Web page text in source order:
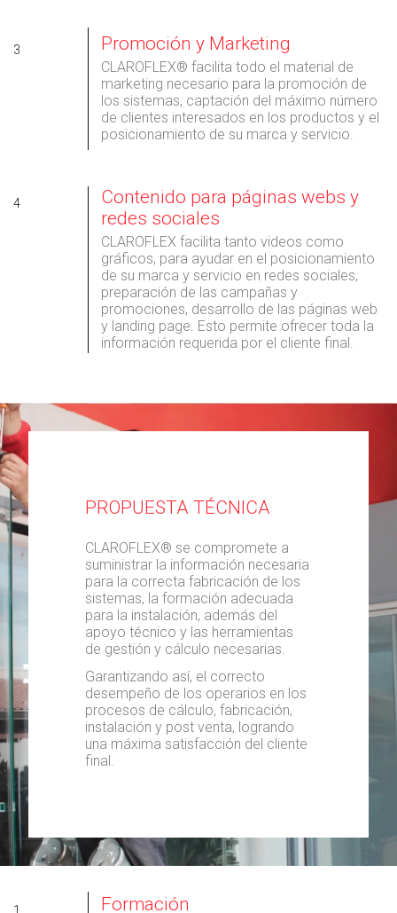
3 Promoción y Marketing
CLAROFLEX® facilita todo el material de
marketing necesario para la promoción de
los sistemas, captación del máximo número
de clientes interesados en los productos y el
posicionamiento de su marca y servicio.
4
Contenido para páginas webs y
redes sociales
CLAROFLEX facilita tanto videos como
gráficos, para ayudar en el posicionamiento
de su marca y servicio en redes sociales,
preparación de las campañas y
promociones, desarrollo de las páginas web
y landing page. Esto permite ofrecer toda la
información requerida por el cliente final.
PROPUESTA TÉCNICA
CLAROFLEX® se compromete a
suministrar la información necesaria
para la correcta fabricación de los
sistemas, la formación adecuada
para la instalación, además del
apoyo técnico y las herramientas
de gestión y cálculo necesarias.
Garantizando así, el correcto
desempeño de los operarios en los
procesos de cálculo, fabricación,
instalación y post venta, logrando
una máxima satisfacción del cliente
final.
Formación